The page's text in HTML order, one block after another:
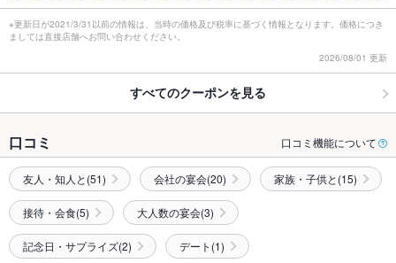
※更新日が2021/3/31以前の情報は、当時の価格及び税率に基づく情報となります。価格につき
ましては直接店舗へお問い合わせください。
2026/08/01 更新
すべてのクーポンを見る
口コミ 口コミ機能について
友人・知人と(51) 会社の宴会(20) 家族・子供と(15)
接待・会食(5) 大人数の宴会(3)
記念日・サプライズ(2) デート(1)